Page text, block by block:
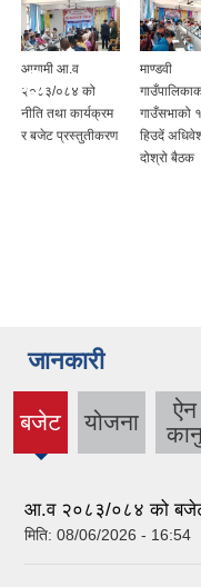
आगामी आ.व
२०८३/०८४ को
नीति तथा कार्यक्रम
र बजेट प्रस्तुतीकरण
माण्डवी
गाउँसभाको
हिउदें
दोश्रो बैठक
जानकारी
बजेट
(active
tab)
योजना
ऐन
आ.व २०८३/०८४ को बजेट
मिति: 08/06/2026 - 16:54